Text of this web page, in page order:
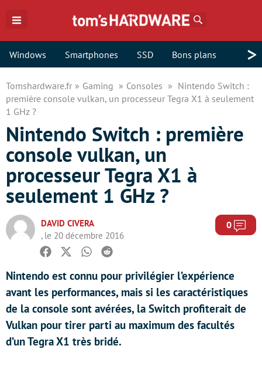
Windows Smartphones SSD Bons plans >
Tomshardware.fr Gaming Consoles
Nintendo Switch :
première console vulkan, un processeur Tegra X1 à seulement
1 GHz ?
Nintendo Switch : première
console vulkan, un
processeur Tegra X1 à
seulement 1 GHz ?
DAVID CIVERA
, le 20 décembre 2016
0
Facebook
TwitterWhatsapp
Reddit
Nintendo est connu pour privilégier l’expérience
avant les performances, mais si les caractéristiques
de la console sont avérées, la Switch profiterait de
Vulkan pour tirer parti au maximum des facultés
d’un Tegra X1 très bridé.